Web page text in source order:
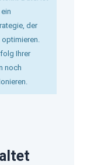
der
optimieren.
Ihrer
noch